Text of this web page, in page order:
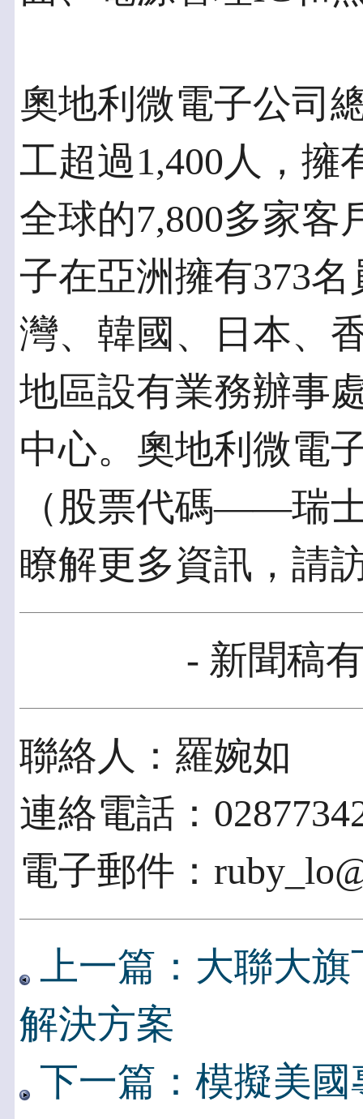
奧地利微電子公司
工超過1,400人，擁
全球的7,800多家客
子在亞洲擁有373
灣、韓國、日本、
地區設有業務辦事
中心。奧地利微電
（股票代碼——瑞
瞭解更多資訊，請
- 新聞稿
聯絡人：羅婉如
連絡電話：
電子郵件：
上一篇：大聯大
解決方案
下一篇：模擬美